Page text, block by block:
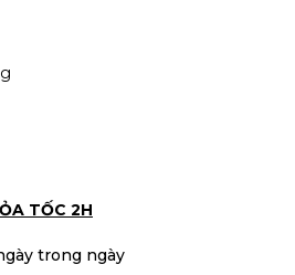
TỐC 2H
trong ngày